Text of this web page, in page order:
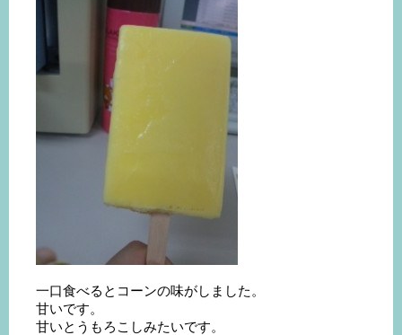
一口食べるとコーンの味がしました。
甘いです。
甘いとうもろこしみたいです。